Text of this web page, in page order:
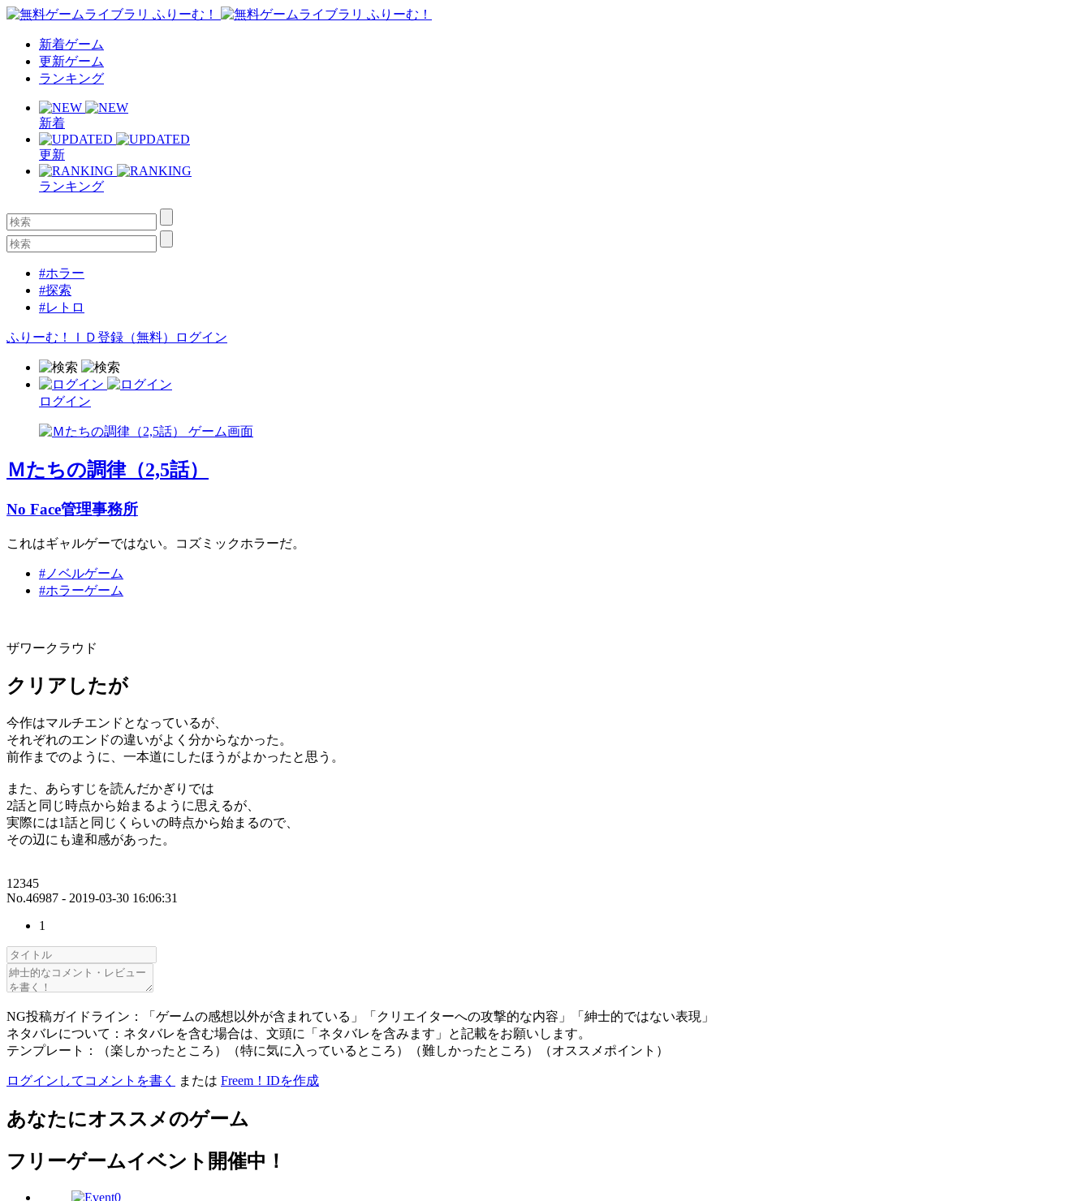
新着ゲーム
更新ゲーム
ランキング
新着
更新
ランキング
#ホラー
#探索
#レトロ
ふりーむ！ＩＤ登録（無料） ログイン
ログイン
Ｍたちの調律（2,5話）
No Face管理事務所
これはギャルゲーではない。コズミックホラーだ。
#ノベルゲーム
#ホラーゲーム
ザワークラウド
クリアしたが
今作はマルチエンドとなっているが、
それぞれのエンドの違いがよく分からなかった。
前作までのように、一本道にしたほうがよかったと思う。
また、あらすじを読んだかぎりでは
2話と同じ時点から始まるように思えるが、
実際には1話と同じくらいの時点から始まるので、
その辺にも違和感があった。
12345
No.46987 - 2019-03-30 16:06:31
1
NG投稿ガイドライン：「ゲームの感想以外が含まれている」「クリエイターへの攻撃的な内容」「紳士的ではない表現」
ネタバレについて：ネタバレを含む場合は、文頭に「ネタバレを含みます」と記載をお願いします。
テンプレート：（楽しかったところ）（特に気に入っているところ）（難しかったところ）（オススメポイント）
ログインしてコメントを書く または Freem！IDを作成
あなたにオススメのゲーム
フリーゲームイベント開催中！